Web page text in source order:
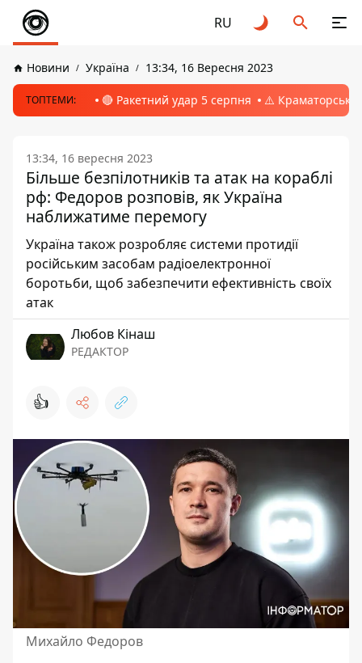
RU
Новини Україна 13:34, 16 Вересня 2023
ТОПТЕМИ: 🔴 Ракетний удар 5 серпня ⚠️ Краматорськ,
13:34, 16 вересня 2023
Більше безпілотників та атак на кораблі
рф: Федоров розповів, як Україна
наближатиме перемогу
Україна також розробляє системи протидії
російським засобам радіоелектронної
боротьби, щоб забезпечити ефективність своїх
атак
Любов Кінаш
РЕДАКТОР
👍
Михайло Федоров